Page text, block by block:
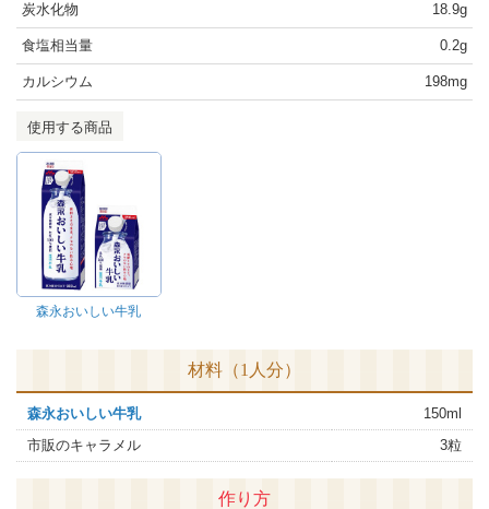
炭水化物 18.9g
食塩相当量 0.2g
カルシウム 198mg
使用する商品
森永おいしい牛乳
材料（1人分）
森永おいしい牛乳
150ml
市販のキャラメル
3粒
作り方